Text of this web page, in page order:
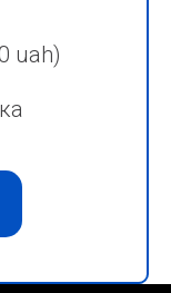
uah)